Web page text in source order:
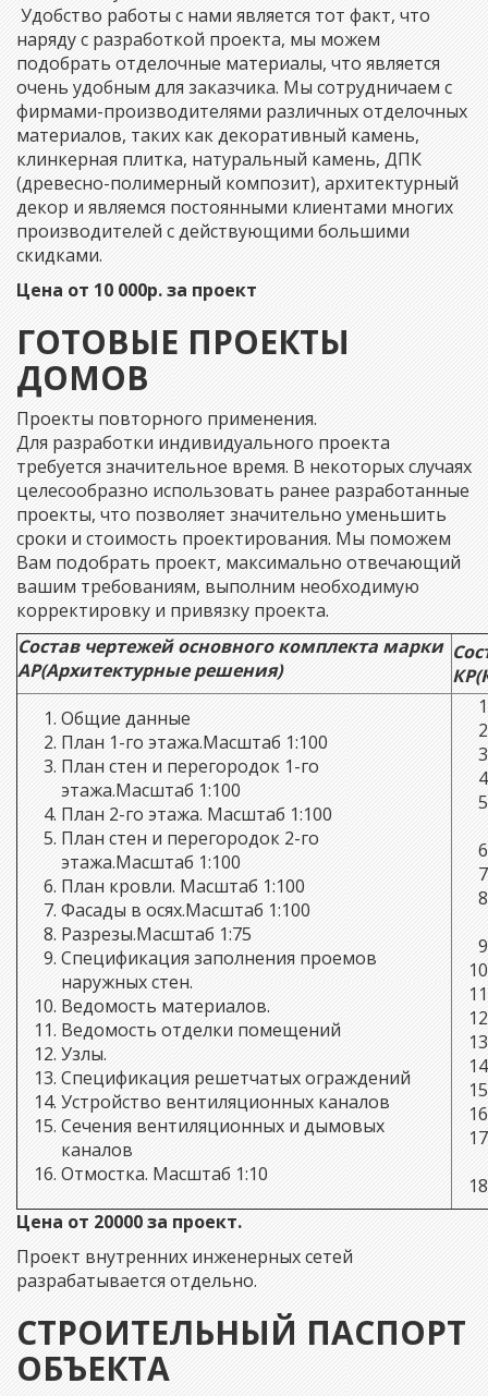
Удобство работы с нами является тот факт, что
наряду с разработкой проекта, мы можем
подобрать отделочные материалы, что является
очень удобным для заказчика. Мы сотрудничаем с
фирмами-производителями различных отделочных
материалов, таких как декоративный камень,
клинкерная плитка, натуральный камень, ДПК
(древесно-полимерный композит), архитектурный
декор и являемся постоянными клиентами многих
производителей с действующими большими
скидками.
Цена от 10 000р. за проект
ГОТОВЫЕ ПРОЕКТЫ
ДОМОВ
Проекты повторного применения.
Для разработки индивидуального проекта
требуется значительное время. В некоторых случаях
целесообразно использовать ранее разработанные
проекты, что позволяет значительно уменьшить
сроки и стоимость проектирования. Мы поможем
Вам подобрать проект, максимально отвечающий
вашим требованиям, выполним необходимую
корректировку и привязку проекта.
Состав чертежей основного комплекта марки
АР(Архитектурные решения)
Общие данные
План 1-го этажа.Масштаб 1:100
План стен и перегородок 1-го
этажа.Масштаб 1:100
План 2-го этажа. Масштаб 1:100
План стен и перегородок 2-го
этажа.Масштаб 1:100
План кровли. Масштаб 1:100
Фасады в осях.Масштаб 1:100
Разрезы.Масштаб 1:75
Спецификация заполнения проемов
наружных стен.
Ведомость материалов.
Ведомость отделки помещений
Узлы.
Спецификация решетчатых ограждений
Устройство вентиляционных каналов
Сечения вентиляционных и дымовых
каналов
Отмостка. Масштаб 1:10
Цена от 20000 за проект.
Проект внутренних инженерных сетей
разрабатывается отдельно.
СТРОИТЕЛЬНЫЙ ПАСПОРТ
ОБЪЕКТА